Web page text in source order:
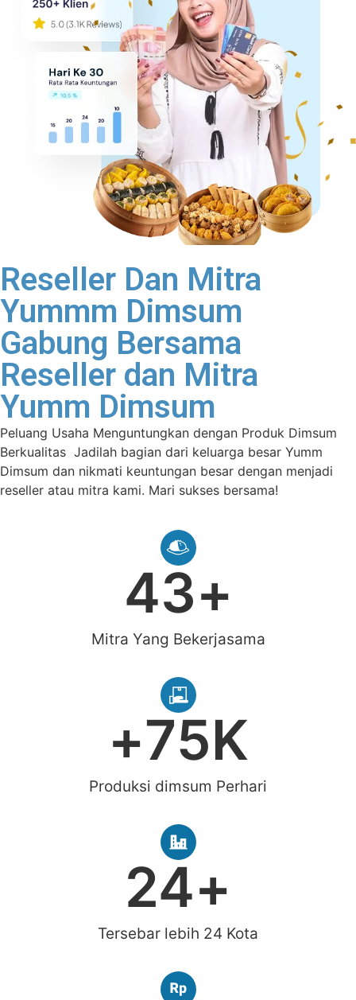
Reseller Dan Mitra
Yummm Dimsum
Gabung Bersama
Reseller dan Mitra
Yumm Dimsum
Peluang Usaha Menguntungkan dengan Produk Dimsum
Berkualitas Jadilah bagian dari keluarga besar Yumm
Dimsum dan nikmati keuntungan besar dengan menjadi
reseller atau mitra kami. Mari sukses bersama!
Mitra Yang Bekerjasama​
43+
Produksi dimsum Perhari​
+75K
Tersebar lebih 24 Kota​
24+